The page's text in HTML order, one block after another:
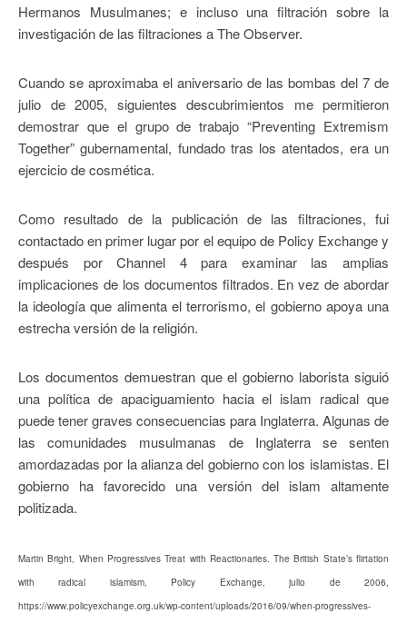
Hermanos Musulmanes; e incluso una filtración sobre la
investigación de las filtraciones a The Observer.
Cuando se aproximaba el aniversario de las bombas del 7 de
julio de 2005, siguientes descubrimientos me permitieron
demostrar que el grupo de trabajo “Preventing Extremism
Together” gubernamental, fundado tras los atentados, era un
ejercicio de cosmética.
Como resultado de la publicación de las filtraciones, fui
contactado en primer lugar por el equipo de Policy Exchange y
después por Channel 4 para examinar las amplias
implicaciones de los documentos filtrados. En vez de abordar
la ideología que alimenta el terrorismo, el gobierno apoya una
estrecha versión de la religión.
Los documentos demuestran que el gobierno laborista siguió
una política de apaciguamiento hacia el islam radical que
puede tener graves consecuencias para Inglaterra. Algunas de
las comunidades musulmanas de Inglaterra se senten
amordazadas por la alianza del gobierno con los islamistas. El
gobierno ha favorecido una versión del islam altamente
politizada.
Martin Bright, When Progressives Treat with Reactionaries. The British State’s flirtation
with radical islamism, Policy Exchange, julio de 2006,
https://www.policyexchange.org.uk/wp-content/uploads/2016/09/when-progressives-